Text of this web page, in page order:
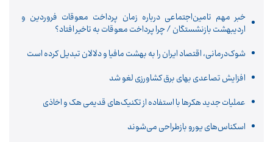
خبر مهم تامین‌اجتماعی درباره زمان پرداخت معوقات فروردین و
اردیبهشت بازنشستگان / چرا پرداخت معوقات به تاخیر افتاد؟
شوک‌درمانی، اقتصاد ایران را به بهشت مافیا و دلالان تبدیل کرده است
افزایش تصاعدی بهای برق کشاورزی لغو شد
عملیات جدید هکرها با استفاده از تکنیک‌های قدیمی هک و اخاذی
اسکناس‌های یورو بازطراحی می‌شوند